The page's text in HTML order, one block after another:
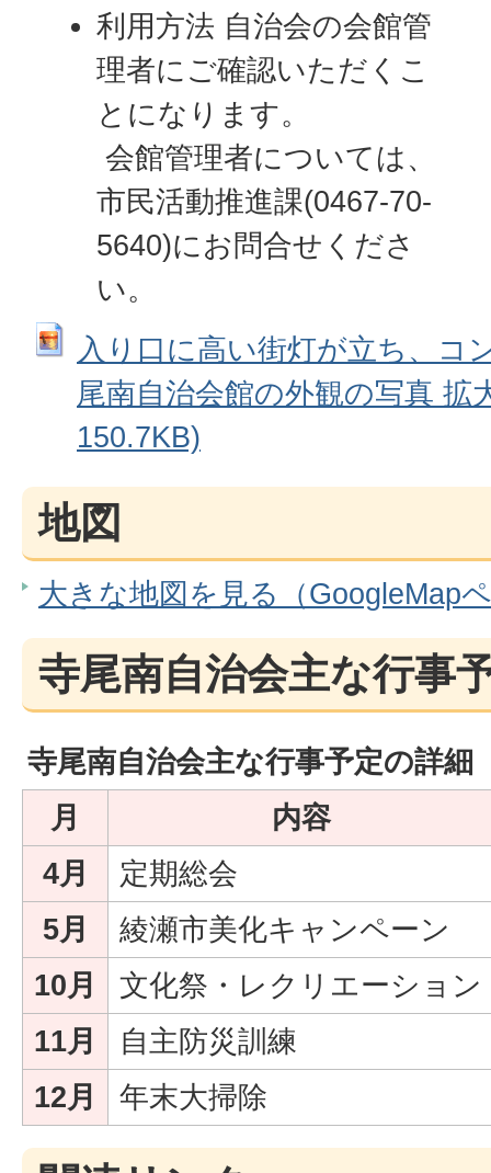
利用方法 自治会の会館管
理者にご確認いただくこ
とになります。
会館管理者については、
市民活動推進課(0467-70-
5640)にお問合せくださ
い。
入り口に高い街灯が立ち、コ
尾南自治会館の外観の写真 拡
150.7KB)
地図
大きな地図を見る（GoogleMap
寺尾南自治会主な行事
寺尾南自治会主な行事予定の詳細
月
内容
4月
定期総会
5月
綾瀬市美化キャンペーン
10月
文化祭・レクリエーション
11月
自主防災訓練
12月
年末大掃除